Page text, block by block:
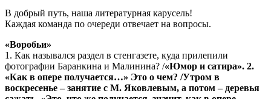
В добрый путь, наша литературная карусель!
Каждая команда по очереди отвечает на вопросы.
«Воробьи»
1. Как назывался раздел в стенгазете, куда прилепили
фотографии Баранкина и Малинина? /«Юмор и сатира». 2.
«Как в опере получается…» Это о чем? /Утром в
воскресенье – занятие с М. Яковлевым, а потом – деревья